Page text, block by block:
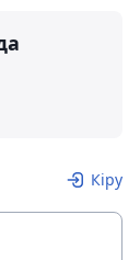
Кіру